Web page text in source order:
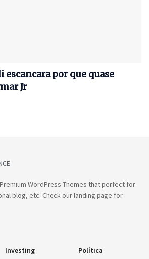
escancara por que quase
Jr
WordPress Themes that perfect for
blog, etc. Check our landing page for
Investing
Política